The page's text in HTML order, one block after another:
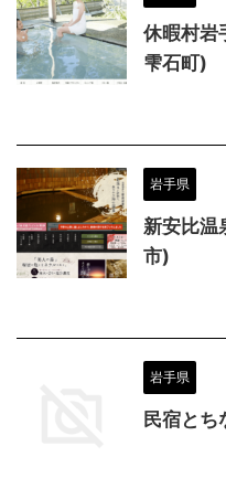
休暇村岩
雫石町)
岩手県
新安比温
市)
岩手県
民宿と